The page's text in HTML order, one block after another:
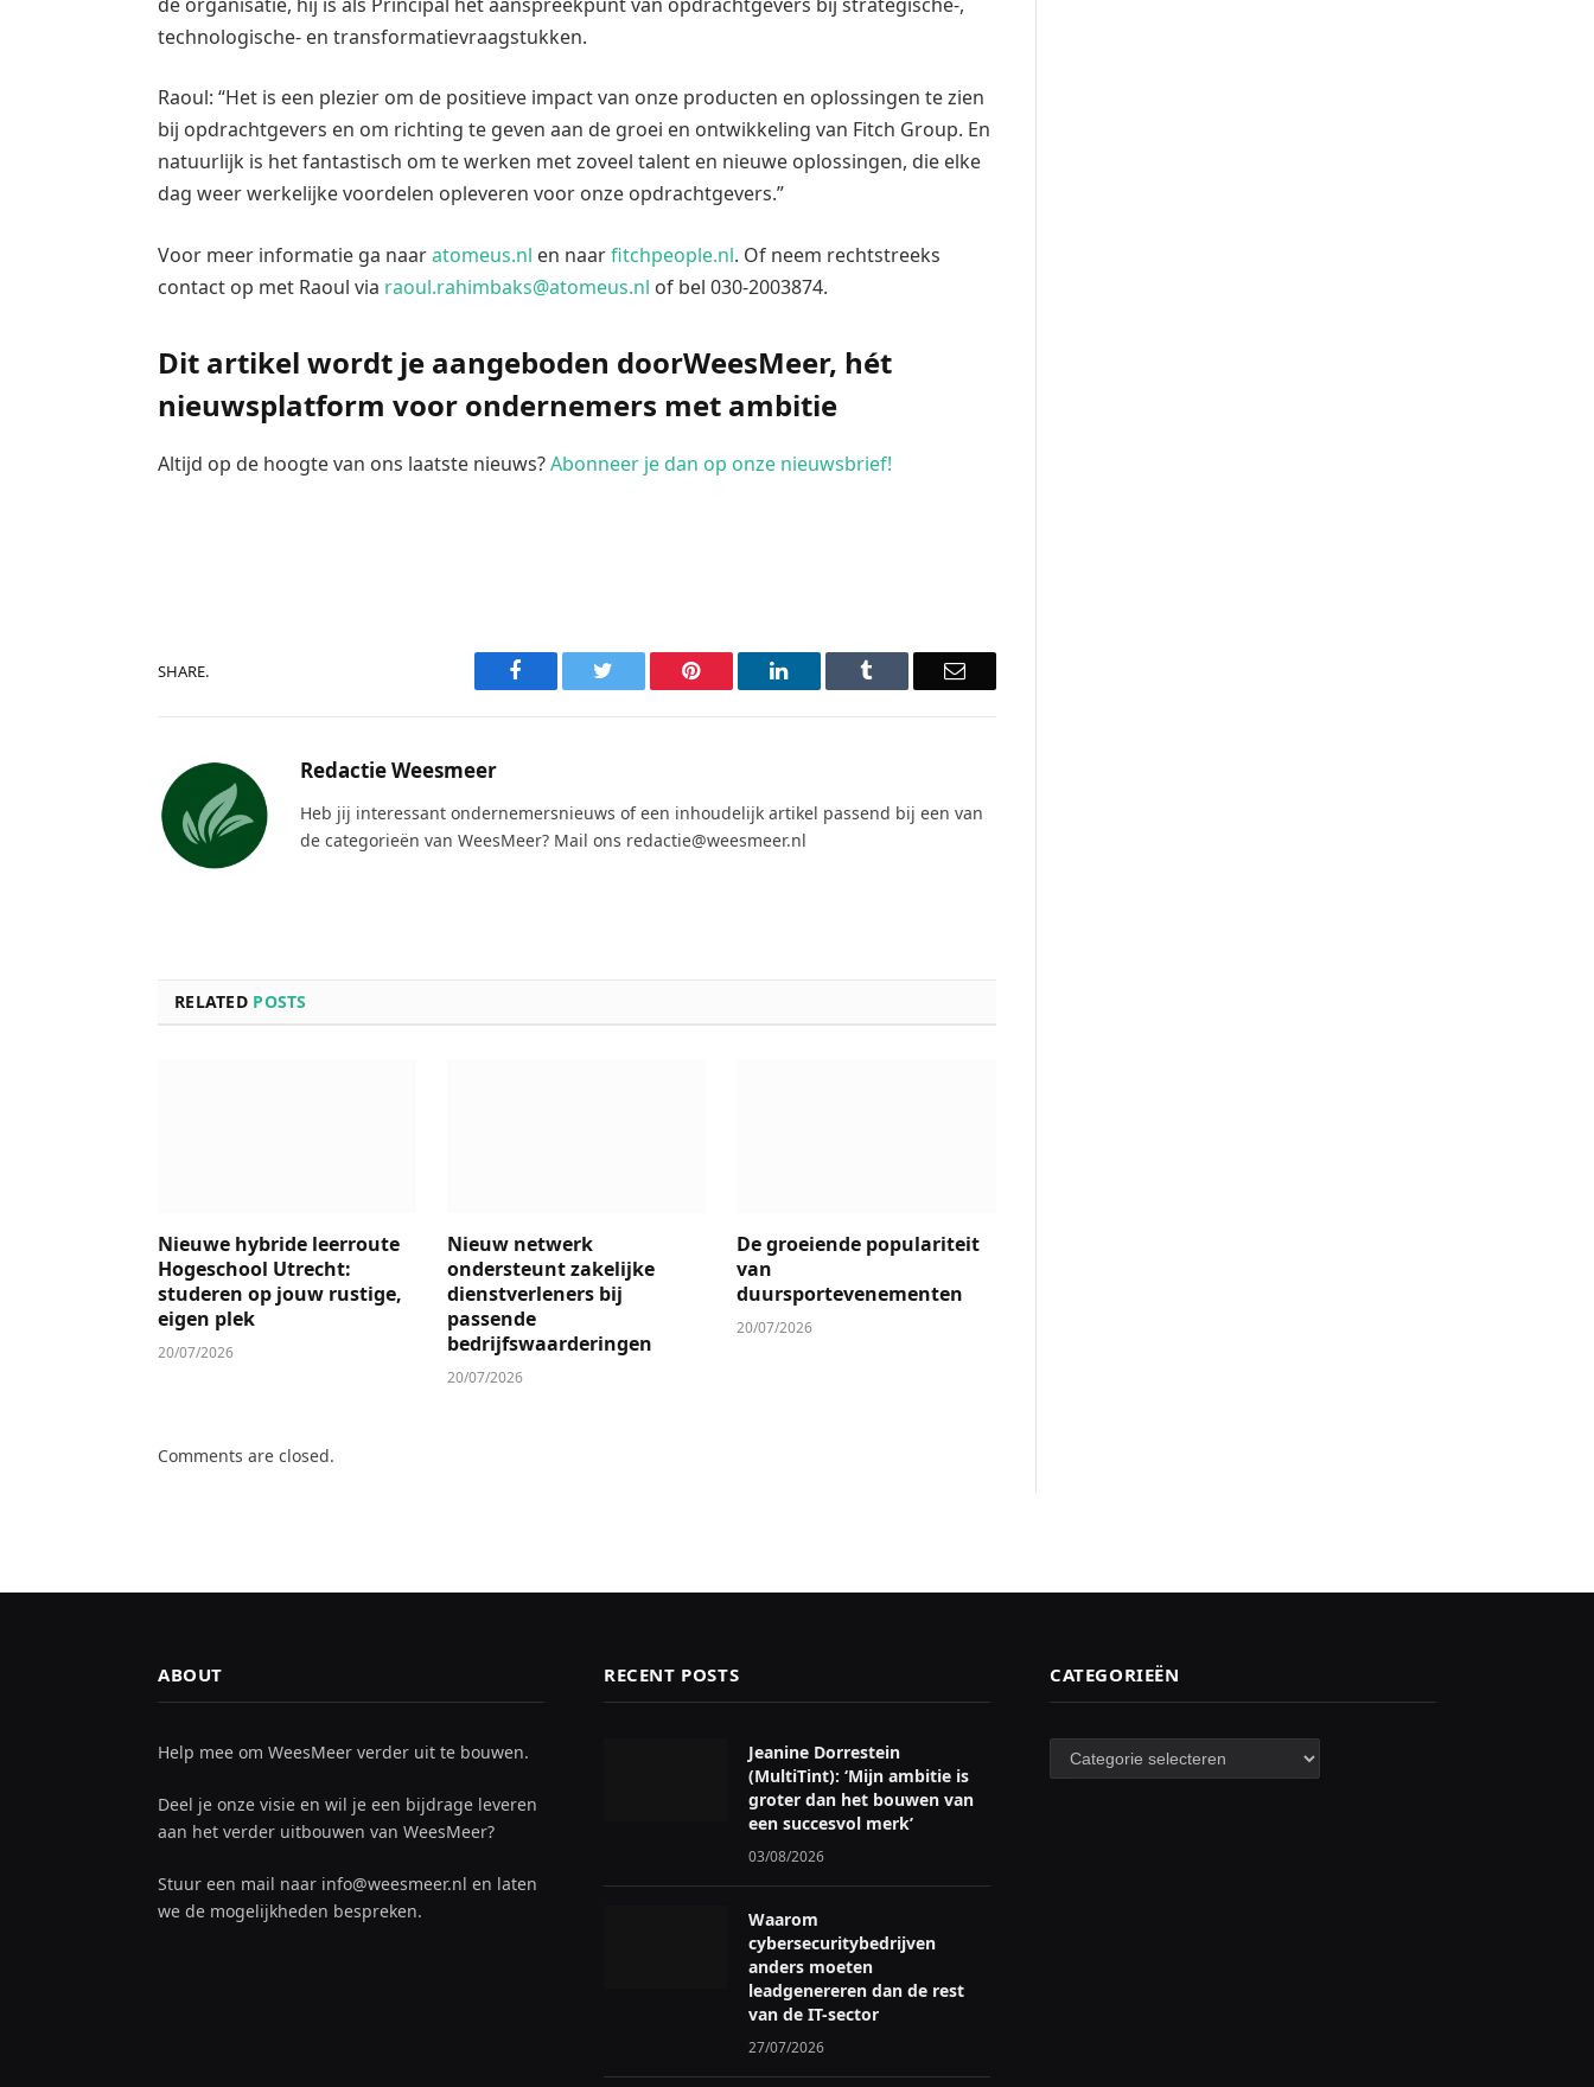
technologische- en transformatievraagstukken.
Raoul: “Het is een plezier om de positieve impact van onze producten en oplossingen te zien
bij opdrachtgevers en om richting te geven aan de groei en ontwikkeling van Fitch Group. En
natuurlijk is het fantastisch om te werken met zoveel talent en nieuwe oplossingen, die elke
dag weer werkelijke voordelen opleveren voor onze opdrachtgevers.”
Voor meer informatie ga naaratomeus.nl en naarfitchpeople.nl. Of neem rechtstreeks
contact op met Raoul via raoul.rahimbaks@atomeus.nl of bel 030-2003874.
Dit artikel wordt je aangeboden doorWeesMeer, hét
nieuwsplatform voor ondernemers met ambitie
Altijd op de hoogte van ons laatste nieuws?Abonneer je dan op onze nieuwsbrief!
SHARE. Facebook Pinterest LinkedIn Email
Redactie Weesmeer
Heb jij interessant ondernemersnieuws of een inhoudelijk artikel passend bij een van
de categorieën van WeesMeer? Mail ons redactie@weesmeer.nl
RELATED POSTS
Nieuwe hybride leerroute
Hogeschool Utrecht:
studeren op jouw rustige,
eigen plek
20/07/2026
Nieuw netwerk
ondersteunt zakelijke
dienstverleners bij
passende
bedrijfswaarderingen
20/07/2026
De groeiende populariteit
van
duursportevenementen
20/07/2026
Comments are closed.
ABOUT
Help mee om WeesMeer verder uit te bouwen.
Deel je onze visie en wil je een bijdrage leveren
aan het verder uitbouwen van WeesMeer?
Stuur een mail naar info@weesmeer.nl en laten
we de mogelijkheden bespreken.
RECENT POSTS
Jeanine Dorrestein
(MultiTint): ‘Mijn ambitie is
groter dan het bouwen van
een succesvol merk’
03/08/2026
Waarom
cybersecuritybedrijven
anders moeten
leadgenereren dan de rest
van de IT-sector
27/07/2026
CATEGORIEËN
Categorieën